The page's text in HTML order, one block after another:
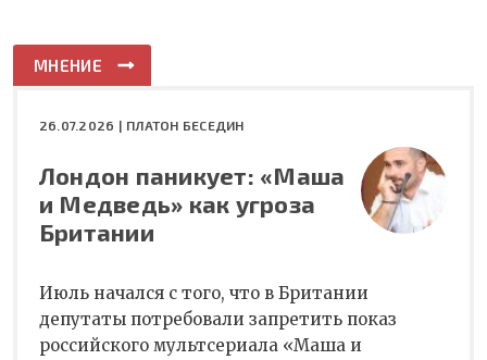
МНЕНИЕ
26.07.2026 | ПЛАТОН БЕСЕДИН
Лондон паникует: «Маша
и Медведь» как угроза
Британии
Июль начался с того, что в Британии
депутаты потребовали запретить показ
российского мультсериала «Маша и